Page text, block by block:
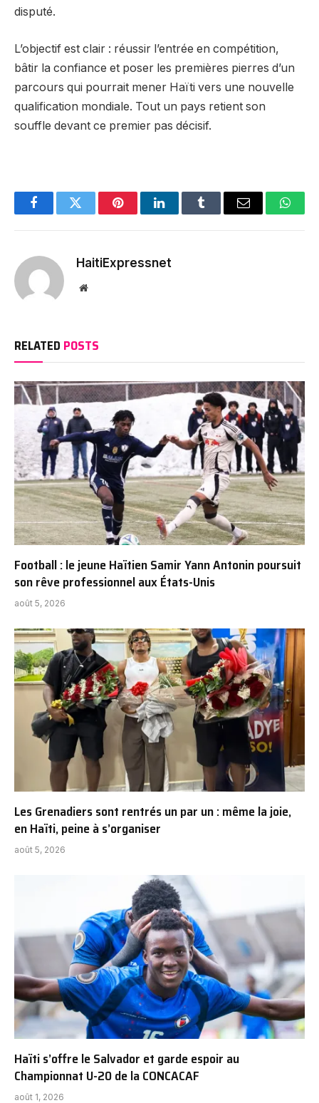
disputé.
L’objectif est clair : réussir l’entrée en compétition,
bâtir la confiance et poser les premières pierres d’un
parcours qui pourrait mener Haïti vers une nouvelle
qualification mondiale. Tout un pays retient son
souffle devant ce premier pas décisif.
FacebookTwitter PinterestLinkedInTumblr Email
HaitiExpressnet
Website
RELATED POSTS
Football : le jeune Haïtien Samir Yann Antonin poursuit
son rêve professionnel aux États-Unis
août 5, 2026
Les Grenadiers sont rentrés un par un : même la joie,
en Haïti, peine à s’organiser
août 5, 2026
Haïti s’offre le Salvador et garde espoir au
Championnat U-20 de la CONCACAF
août 1, 2026